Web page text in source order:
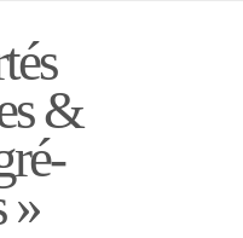
&
»